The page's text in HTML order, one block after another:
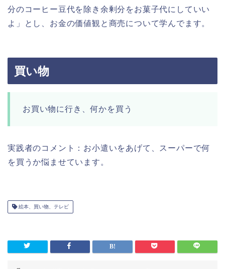
分のコーヒー豆代を除き余剰分をお菓子代にしていい
よ」とし、お金の価値観と商売について学んでます。
買い物
お買い物に行き、何かを買う
実践者のコメント：お小遣いをあげて、スーパーで何
を買うか悩ませています。
絵本、買い物、テレビ